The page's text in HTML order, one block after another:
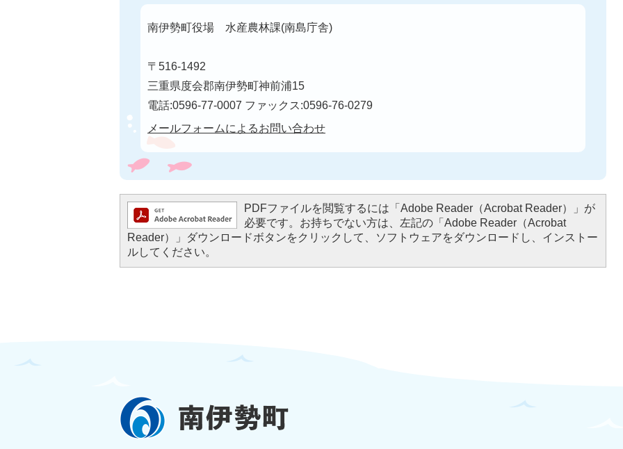
南伊勢町役場 水産農林課(南島庁舎)
〒516-1492
三重県度会郡南伊勢町神前浦15
電話:0596-77-0007 ファックス:0596-76-0279
メールフォームによるお問い合わせ
PDFファイルを閲覧するには「Adobe Reader（Acrobat Reader）」が
必要です。お持ちでない方は、左記の「Adobe Reader（Acrobat
Reader）」ダウンロードボタンをクリックして、ソフトウェアをダウンロードし、インストー
ルしてください。